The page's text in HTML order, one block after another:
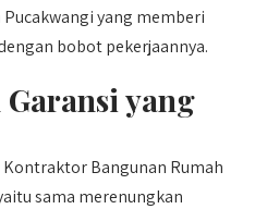
yang memberi
bobot pekerjaannya.
yang
Bangunan Rumah
sama merenungkan